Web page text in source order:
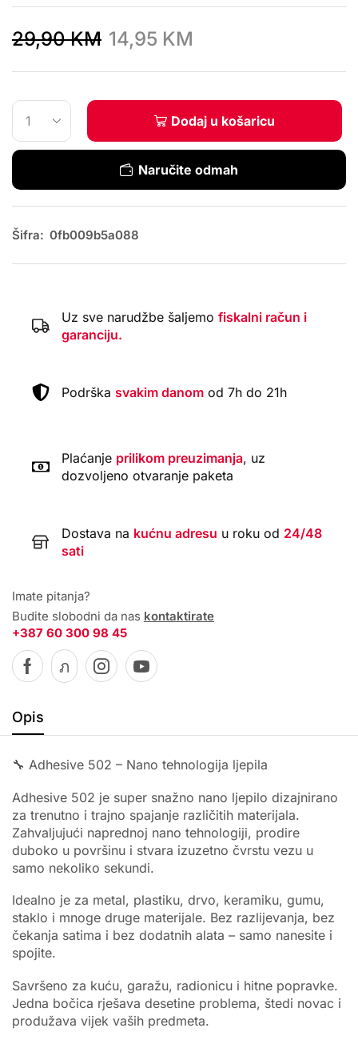
29,90KM 14,95 KM
Dodaj u košaricu
Naručite odmah
Šifra: 0fb009b5a088
Uz sve narudžbe šaljemo fiskalni račun i
garanciju.
Podrška svakim danom od 7h do 21h
Plaćanje prilikom preuzimanja, uz
dozvoljeno otvaranje paketa
Dostava na kućnu adresu u roku od 24/48
sati
Imate pitanja?
Budite slobodni da nas kontaktirate
+387 60 300 98 45
Opis
🔧 Adhesive 502 – Nano tehnologija ljepila
Adhesive 502 je super snažno nano ljepilo dizajnirano
za trenutno i trajno spajanje različitih materijala.
Zahvaljujući naprednoj nano tehnologiji, prodire
duboko u površinu i stvara izuzetno čvrstu vezu u
samo nekoliko sekundi.
Idealno je za metal, plastiku, drvo, keramiku, gumu,
staklo i mnoge druge materijale. Bez razlijevanja, bez
čekanja satima i bez dodatnih alata – samo nanesite i
spojite.
Savršeno za kuću, garažu, radionicu i hitne popravke.
Jedna bočica rješava desetine problema, štedi novac i
produžava vijek vaših predmeta.